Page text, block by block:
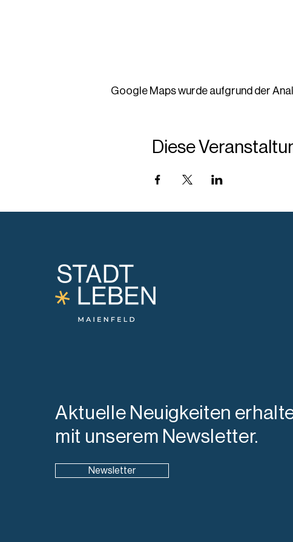
Google Maps wurde aufgrund der
Diese
Aktuelle Neuigkeiten
mit unserem Newsletter.
Newsletter